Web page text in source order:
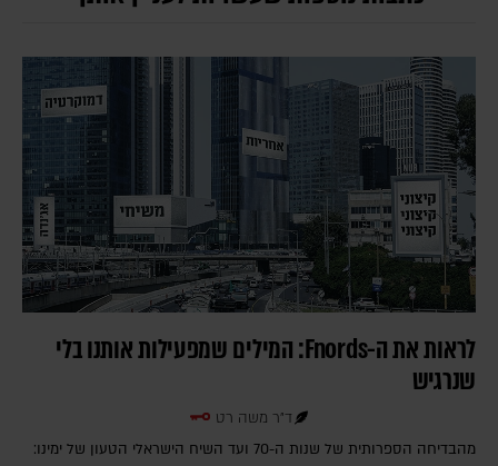
לראות את ה-Fnords: המילים שמפעילות אותנו בלי
שנרגיש
ד"ר משה רט
מהבדיחה הספרותית של שנות ה-70 ועד השיח הישראלי הטעון של ימינו: